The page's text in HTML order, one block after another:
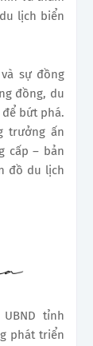
lịch biển
sự đồng
đồng, du
bứt phá.
trưởng ấn
cấp – bản
đồ du lịch
tỉnh
phát triển